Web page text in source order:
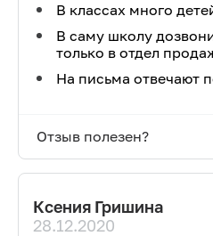
В классах много
В саму школу
только в отдел
На письма отвечают
Отзыв полезен?
Ксения Гришина
28.12.2020